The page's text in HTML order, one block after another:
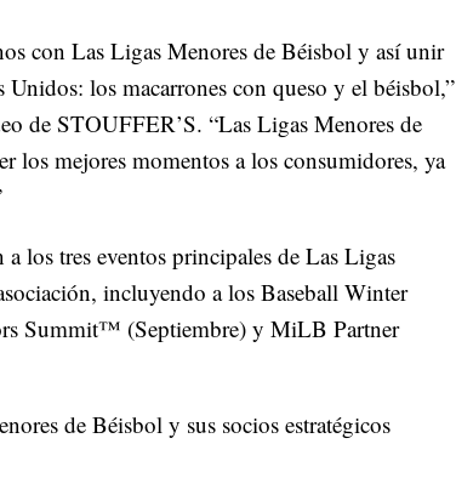
con Las Ligas Menores de Béisbol y así unir
los macarrones con queso y el béisbol,”
de STOUFFER’S. “Las Ligas Menores de
los mejores momentos a los consumidores, ya
los tres eventos principales de Las Ligas
incluyendo a los Baseball Winter
Summit™ (Septiembre) y MiLB Partner
de Béisbol y sus socios estratégicos